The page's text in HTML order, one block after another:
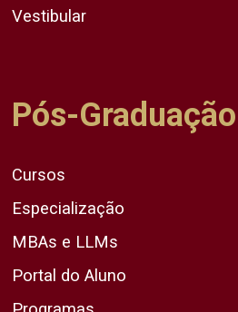
Vestibular
Pós-Graduação
Cursos
Especialização
MBAs e LLMs
Portal do Aluno